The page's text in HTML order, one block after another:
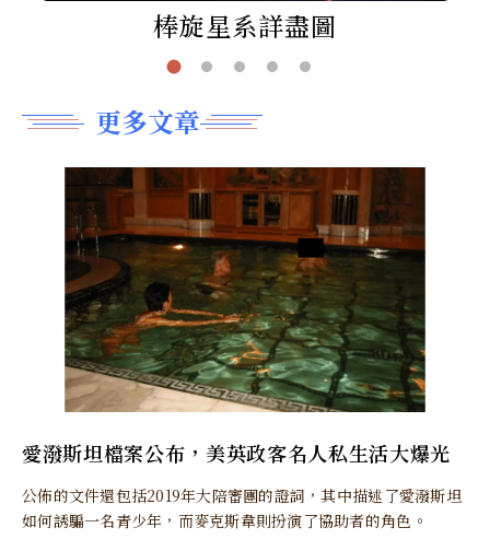
棒旋星系詳盡圖
更多文章
愛潑斯坦檔案公布，美英政客名人私生活大爆光
公佈的文件還包括2019年大陪審團的證詞，其中描述了愛潑斯坦
如何誘騙一名青少年，而麥克斯韋則扮演了協助者的角色。